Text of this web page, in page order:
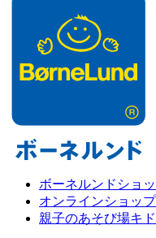
ボーネルンドショ
オンラインショップ
親子のあそび場キ